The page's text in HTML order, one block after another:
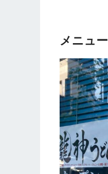
メニュー